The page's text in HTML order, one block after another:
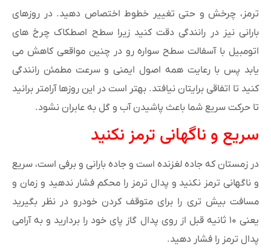
ترمز، چرخش و حتی تغییر خطوط اختصاص دهید. در روزهای
بارانی نیز در رانندگی دقت کنید زیرا سطح اصطکاک چرخ های
اتومبیل با آسفالت سطح سواره رو در چنین مواقعی کاهش می
یابد پس با رعایت همه اصول ایمنی و سرعت مطمئن رانندگی
کنید تا اتفاقی برایتان نیافتد. بهتر است در این روزها آرامتر برانید
تا حرکت سریع شما باعث پاشیدن آب و گل به عابران نشود.
سریع و ناگهانی ترمز نکنید
در زمستان که جاده لغزنده است و جاده بارانی و برفی است، سریع
و ناگهانی ترمز نکنید و پدال ترمز را محکم فشار ندهید و زمان و
مسافت بیش تری را برای متوقف کردن خودرو در نظر بگیرید
یعنی ۱۰ ثانیه قبل از روی پدال گاز پای خود را بردارید و به آرامی
پدال ترمز را فشار دهید.